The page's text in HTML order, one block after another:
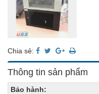
Chia sẻ:
Thông tin sản phẩm
Bảo hành: